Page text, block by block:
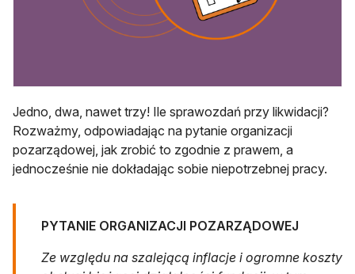
Jedno, dwa, nawet trzy! Ile sprawozdań przy likwidacji?
Rozważmy, odpowiadając na pytanie organizacji
pozarządowej, jak zrobić to zgodnie z prawem, a
jednocześnie nie dokładając sobie niepotrzebnej pracy.
PYTANIE ORGANIZACJI POZARZĄDOWEJ
Ze względu na szalejącą inflacje i ogromne koszty